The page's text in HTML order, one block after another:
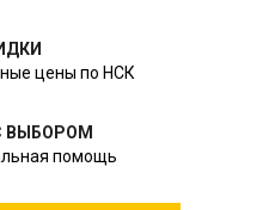
цены по НСК
ВЫБОРОМ
помощь